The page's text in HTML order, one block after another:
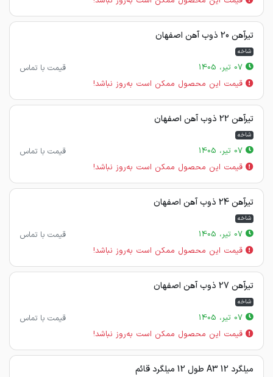
تیرآهن 20 ذوب آهن اصفهان
شاخه
قیمت با تماس
قیمت این محصول ممکن است به‌روز نباشد!
تیرآهن 22 ذوب آهن اصفهان
شاخه
قیمت با تماس
قیمت این محصول ممکن است به‌روز نباشد!
تیرآهن 24 ذوب آهن اصفهان
شاخه
قیمت با تماس
قیمت این محصول ممکن است به‌روز نباشد!
تیرآهن 27 ذوب آهن اصفهان
شاخه
قیمت با تماس
قیمت این محصول ممکن است به‌روز نباشد!
میلگرد 12 A3 طول 12 میلگرد قائم